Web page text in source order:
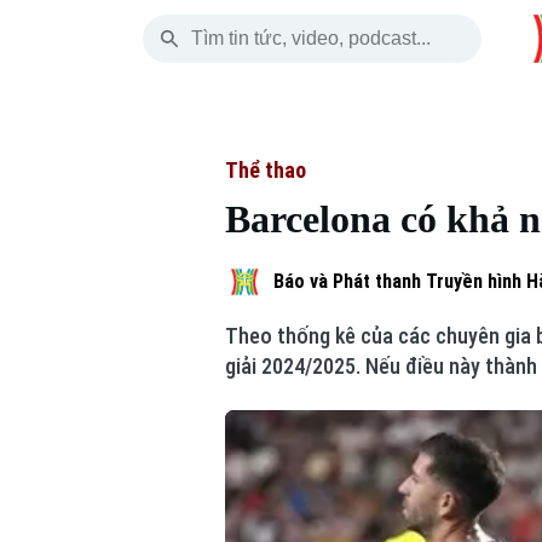
Chính trị
Xã hội
An ninh trật tự
Người Hà Nội
Khoảnh khắc Hà
Ẩm thực
Quân sự
Hồ sơ
Người
Thể thao
Barcelona có khả
Báo và Phát thanh Truyền hình
Theo thống kê của các chuyên
giải 2024/2025. Nếu điều này